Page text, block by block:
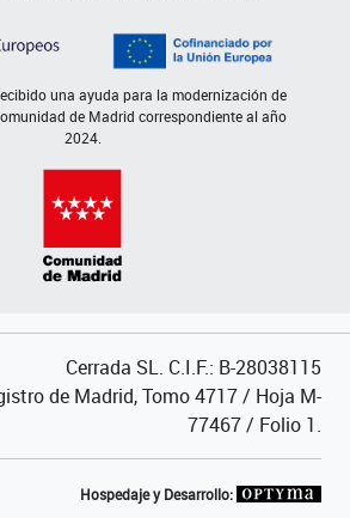
una ayuda para la modernización de
de Madrid correspondiente al año
2024.
Cerrada SL. C.I.F.: B-28038115
de Madrid, Tomo 4717 / Hoja M-
77467 / Folio 1.
Hospedaje y Desarrollo: